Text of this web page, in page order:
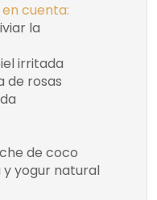
cuenta:
la
irritada
de rosas
de coco
y yogur natural